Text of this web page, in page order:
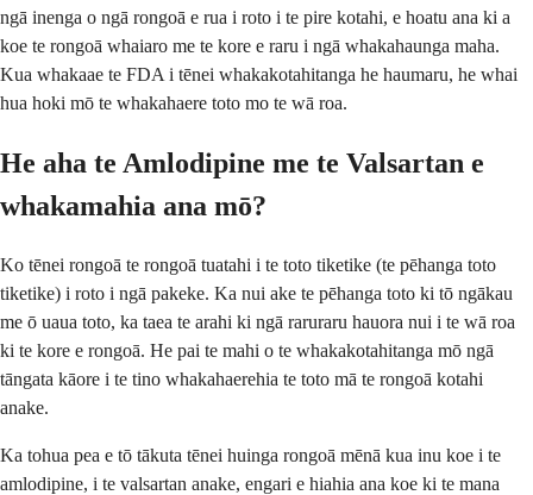
ngā inenga o ngā rongoā e rua i roto i te pire kotahi, e hoatu ana ki a
koe te rongoā whaiaro me te kore e raru i ngā whakahaunga maha.
Kua whakaae te FDA i tēnei whakakotahitanga he haumaru, he whai
hua hoki mō te whakahaere toto mo te wā roa.
He aha te Amlodipine me te Valsartan e
whakamahia ana mō?
Ko tēnei rongoā te rongoā tuatahi i te toto tiketike (te pēhanga toto
tiketike) i roto i ngā pakeke. Ka nui ake te pēhanga toto ki tō ngākau
me ō uaua toto, ka taea te arahi ki ngā raruraru hauora nui i te wā roa
ki te kore e rongoā. He pai te mahi o te whakakotahitanga mō ngā
tāngata kāore i te tino whakahaerehia te toto mā te rongoā kotahi
anake.
Ka tohua pea e tō tākuta tēnei huinga rongoā mēnā kua inu koe i te
amlodipine, i te valsartan anake, engari e hiahia ana koe ki te mana